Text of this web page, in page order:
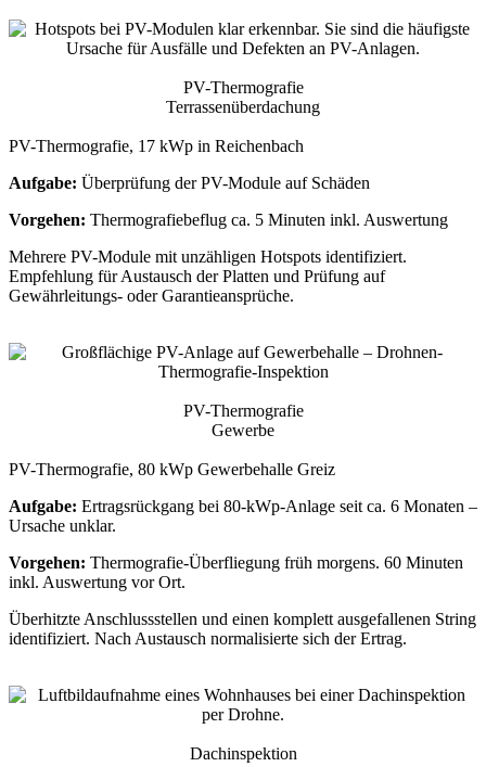
PV-Thermografie
Terrassenüberdachung
PV-Thermografie, 17 kWp in Reichenbach
Aufgabe: Überprüfung der PV-Module auf Schäden
Vorgehen: Thermografiebeflug ca. 5 Minuten inkl. Auswertung
Mehrere PV-Module mit unzähligen Hotspots identifiziert.
Empfehlung für Austausch der Platten und Prüfung auf
Gewährleitungs- oder Garantieansprüche.
PV-Thermografie
Gewerbe
PV-Thermografie, 80 kWp Gewerbehalle Greiz
Aufgabe: Ertragsrückgang bei 80-kWp-Anlage seit ca. 6 Monaten –
Ursache unklar.
Vorgehen: Thermografie-Überfliegung früh morgens. 60 Minuten
inkl. Auswertung vor Ort.
Überhitzte Anschlussstellen und einen komplett ausgefallenen String
identifiziert. Nach Austausch normalisierte sich der Ertrag.
Dachinspektion